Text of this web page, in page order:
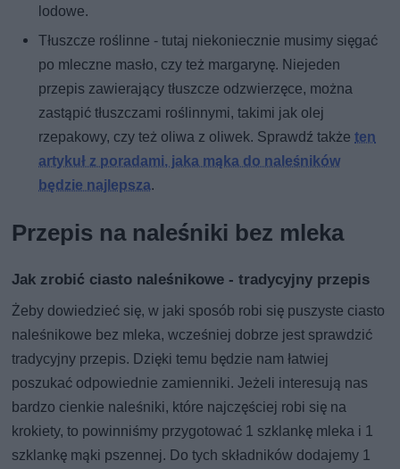
lodowe.
Tłuszcze roślinne - tutaj niekoniecznie musimy sięgać
po mleczne masło, czy też margarynę. Niejeden
przepis zawierający tłuszcze odzwierzęce, można
zastąpić tłuszczami roślinnymi, takimi jak olej
rzepakowy, czy też oliwa z oliwek. Sprawdź takżeten
artykuł z poradami, jaka mąka do naleśników
będzie najlepsza.
Przepis na naleśniki bez mleka
Jak zrobić ciasto naleśnikowe - tradycyjny przepis
Żeby dowiedzieć się, w jaki sposób robi się puszyste ciasto
naleśnikowe bez mleka, wcześniej dobrze jest sprawdzić
tradycyjny przepis. Dzięki temu będzie nam łatwiej
poszukać odpowiednie zamienniki. Jeżeli interesują nas
bardzo cienkie naleśniki, które najczęściej robi się na
krokiety, to powinniśmy przygotować 1 szklankę mleka i 1
szklankę mąki pszennej. Do tych składników dodajemy 1